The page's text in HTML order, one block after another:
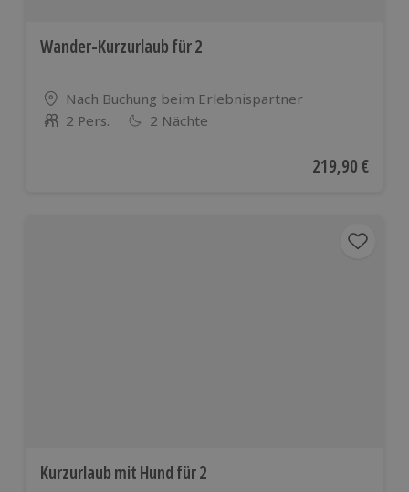
Wander-Kurzurlaub für 2
Standort
Nach Buchung beim Erlebnispartner
Anzahl der Teilnehmer
2 Pers. 2 Nächte
Aktueller Preis
219,90 €
Kurzurlaub mit Hund für 2